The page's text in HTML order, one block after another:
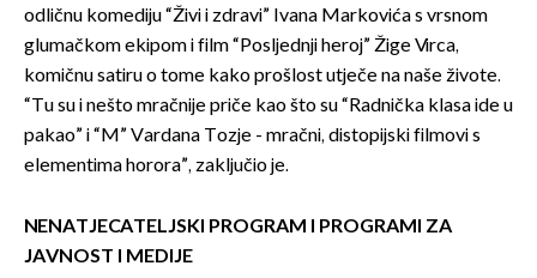
odličnu komediju “Živi i zdravi” Ivana Markovića s vrsnom
glumačkom ekipom i film “Posljednji heroj” Žige Virca,
komičnu satiru o tome kako prošlost utječe na naše živote.
“Tu su i nešto mračnije priče kao što su “Radnička klasa ide u
pakao” i “M” Vardana Tozje - mračni, distopijski filmovi s
elementima horora”, zaključio je.
NENATJECATELJSKI PROGRAM I PROGRAMI ZA
JAVNOST I MEDIJE